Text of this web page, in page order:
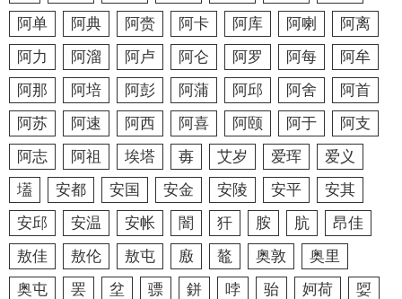
阿单
阿典 阿赍 阿卡 阿库 阿喇
阿离
阿力
阿溜 阿卢 阿仑 阿罗 阿每
阿牟
阿那
阿培 阿彭 阿蒲 阿邱 阿舍
阿首
阿苏
阿速 阿西 阿喜 阿颐 阿于
阿支
阿志
阿祖 埃塔 毐 艾岁 爱珲
爱义
壒
安都 安国 安金 安陵 安平
安其
安邱
安温 安帐 闇 犴 胺 肮
昂佳
敖佳
敖伦 敖屯 廒 鼇 奥敦
奥里
奥屯
罢 坌 骠 鉼 哱 骀 妸荷
娿